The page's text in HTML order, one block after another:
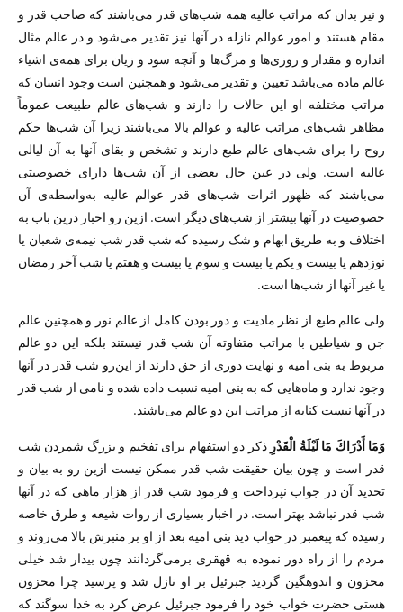
و نیز بدان که مراتب عالیه همه شب‌های قدر می‌باشند که صاحب قدر و
مقام هستند و امور عوالم نازله در آنها نیز تقدیر می‌شود و در عالم مثال
اندازه و مقدار و روزی‌ها و مرگ‌ها و آنچه سود و زیان برای همه‌ی اشیاء
عالم ماده می‌باشد تعیین و تقدیر می‌شود و همچنین است وجود انسان که
مراتب مختلفه او این حالات را دارند و شب‌های عالم طبیعت عموماً
مظاهر شب‌های مراتب عالیه و عوالم بالا می‌باشند زیرا آن شب‌ها حکم
روح را برای شب‌های عالم طبع دارند و تشخص و بقای آنها به آن لیالی
عالیه است. ولی در عین حال بعضی از آن شب‌ها دارای خصوصیتی
می‌باشند که ظهور اثرات شب‌های قدر عوالم عالیه به‌واسطه‌ی آن
خصوصیت در آنها بیشتر از شب‌های دیگر است. ازین رو اخبار درین باب به
اختلاف و به طریق ابهام و شک رسیده که شب قدر شب نیمه‌ی شعبان یا
نوزدهم یا بیست و یکم یا بیست و سوم یا بیست و هفتم یا شب آخر رمضان
یا غیر آنها از شب‌ها است.
ولی عالم طبع از نظر مادیت و دور بودن کامل از عالم نور و همچنین عالم
جن و شیاطین با مراتب متفاوته آن شب قدر نیستند بلکه این دو عالم
مربوط به بنی امیه و نهایت دوری از حق دارند از این‌رو شب قدر در آنها
وجود ندارد و ماه‌هایی که به بنی امیه نسبت داده شده و نامی از شب قدر
در آنها نیست کنایه از مراتب این دو عالم می‌باشند.
وَمَا أَدْرَ‌اكَ مَا لَيْلَةُ الْقَدْرِ‌ ذکر دو استفهام برای تفخیم و بزرگ شمردن شب
قدر است و چون بیان حقیقت شب قدر ممکن نیست ازین‌ رو به بیان و
تحدید آن در جواب نپرداخت و فرمود شب قدر از هزار ماهی که در آنها
شب قدر نباشد بهتر است. در اخبار بسیاری از روات شیعه و طرق خاصه
رسیده که پیغمبر در خواب دید بنی امیه بعد از او بر منبرش بالا می‌روند و
مردم را از راه دور نموده به قهقری برمی‌گردانند چون بیدار شد خیلی
محزون و اندوهگین گردید جبرئیل بر او نازل شد و پرسید چرا محزون
هستی حضرت خواب خود را فرمود جبرئیل عرض کرد به خدا سوگند که